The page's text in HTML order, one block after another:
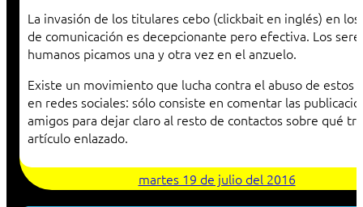
La invasión de los titulares cebo (clickbait en inglés) en
de comunicación es decepcionante pero efectiva. Los
humanos picamos una y otra vez en el anzuelo.
Existe un movimiento que lucha contra el abuso de estos
en redes sociales: sólo consiste en comentar las
amigos para dejar claro al resto de contactos sobre qué
artículo enlazado.
martes 19 de julio del 2016